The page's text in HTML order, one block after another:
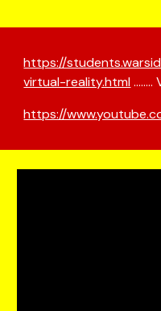
https://
virtual-reality.html........
https://